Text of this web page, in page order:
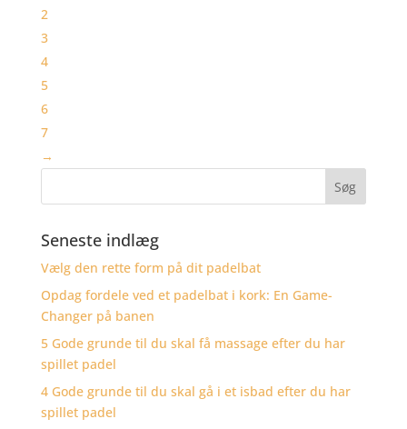
2
3
4
5
6
7
→
Seneste indlæg
Vælg den rette form på dit padelbat
Opdag fordele ved et padelbat i kork: En Game-
Changer på banen
5 Gode grunde til du skal få massage efter du har
spillet padel
4 Gode grunde til du skal gå i et isbad efter du har
spillet padel